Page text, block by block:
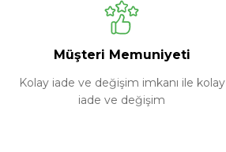
Müşteri Memuniyeti
Kolay iade ve değişim imkanı ile kolay
iade ve değişim